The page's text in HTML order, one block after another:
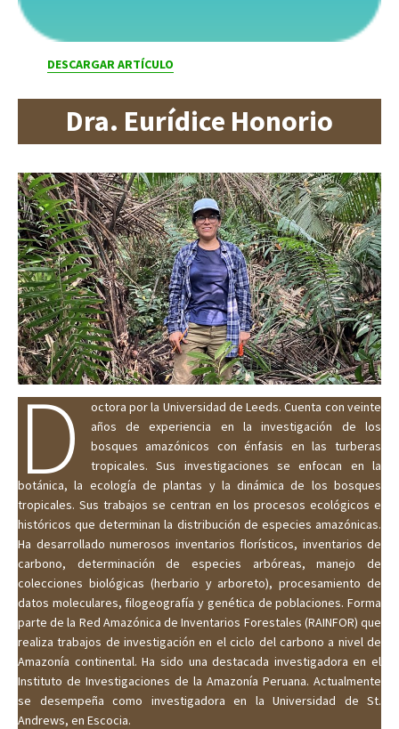
DESCARGAR ARTÍCULO
Dra. Eurídice Honorio
D
octora por la Universidad de Leeds. Cuenta con veinte
años de experiencia en la investigación de los
bosques amazónicos con énfasis en las turberas
tropicales. Sus investigaciones se enfocan en la
botánica, la ecología de plantas y la dinámica de los bosques
tropicales. Sus trabajos se centran en los procesos ecológicos e
históricos que determinan la distribución de especies amazónicas.
Ha desarrollado numerosos inventarios florísticos, inventarios de
carbono, determinación de especies arbóreas, manejo de
colecciones biológicas (herbario y arboreto), procesamiento de
datos moleculares, filogeografía y genética de poblaciones. Forma
parte de la Red Amazónica de Inventarios Forestales (RAINFOR) que
realiza trabajos de investigación en el ciclo del carbono a nivel de
Amazonía continental. Ha sido una destacada investigadora en el
Instituto de Investigaciones de la Amazonía Peruana. Actualmente
se desempeña como investigadora en la Universidad de St.
Andrews, en Escocia.